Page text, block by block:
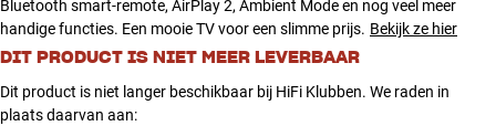
AANBIEDINGEN
Winkels
Klantenservice
Bluetooth smart-remote, AirPlay 2, Ambient Mode en nog veel meer
handige functies. Een mooie TV voor een slimme prijs. Bekijk ze hier
DIT PRODUCT IS NIET MEER LEVERBAAR
Dit product is niet langer beschikbaar bij HiFi Klubben. We raden in
plaats daarvan aan: